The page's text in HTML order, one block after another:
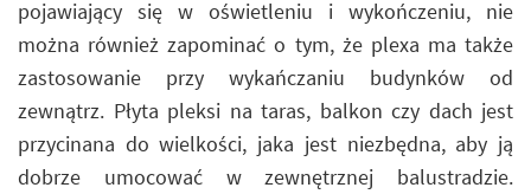
pojawiający się w oświetleniu i wykończeniu, nie
można również zapominać o tym, że plexa ma także
zastosowanie przy wykańczaniu budynków od
zewnątrz. Płyta pleksi na taras, balkon czy dach jest
przycinana do wielkości, jaka jest niezbędna, aby ją
dobrze umocować w zewnętrznej balustradzie.